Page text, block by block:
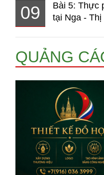
09
Bài 5: Thực
tại Nga -
QUẢNG